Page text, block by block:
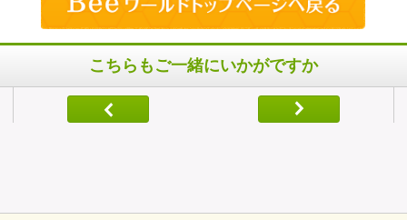
こちらもご一緒にいかがですか